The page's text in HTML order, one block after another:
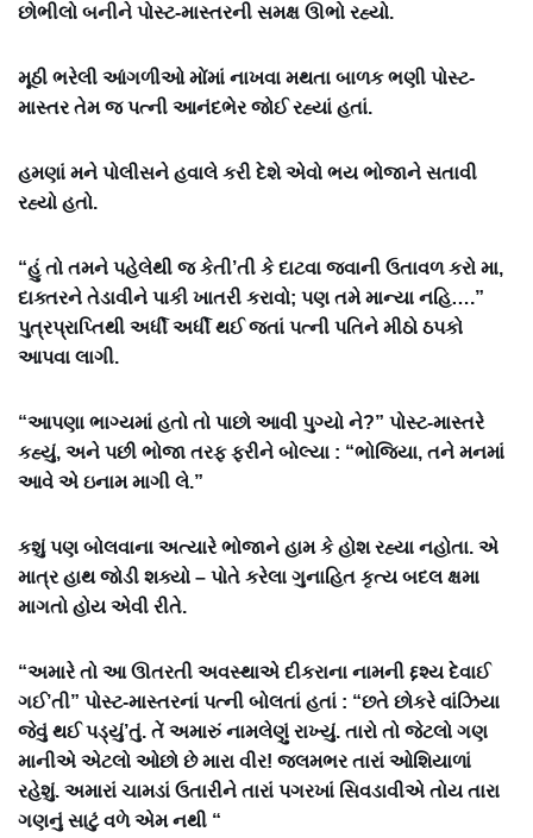
છોભીલો બનીને પોસ્ટ-માસ્તરની સમક્ષ ઊભો રહ્યો.
મૂઠી ભરેલી આંગળીઓ મોંમાં નાખવા મથતા બાળક ભણી પોસ્ટ-
માસ્તર તેમ જ પત્ની આનંદભેર જોઈ રહ્યાં હતાં.
હમણાં મને પોલીસને હવાલે કરી દેશે એવો ભય ભોજાને સતાવી
રહ્યો હતો.
“હું તો તમને પહેલેથી જ કેતી’તી કે દાટવા જવાની ઉતાવળ કરો મા,
દાક્તરને તેડાવીને પાકી ખાતરી કરાવો; પણ તમે માન્યા નહિ….”
પુત્રપ્રાપ્તિથી અર્ધી અર્ધી થઈ જતાં પત્ની પતિને મીઠો ઠપકો
આપવા લાગી.
“આપણા ભાગ્યમાં હતો તો પાછો આવી પુગ્યો ને?” પોસ્ટ-માસ્તરે
કહ્યું, અને પછી ભોજા તરફ ફરીને બોલ્યા : “ભોજિયા, તને મનમાં
આવે એ ઇનામ માગી લે.”
કશું પણ બોલવાના અત્યારે ભોજાને હામ કે હોશ રહ્યા નહોતા. એ
માત્ર હાથ જોડી શક્યો – પોતે કરેલા ગુનાહિત કૃત્ય બદલ ક્ષમા
માગતો હોય એવી રીતે.
“અમારે તો આ ઊતરતી અવસ્થાએ દીકરાના નામની દ્દશ્ય દેવાઈ
ગઈ’તી” પોસ્ટ-માસ્તરનાં પત્ની બોલતાં હતાં : “છતે છોકરે વાંઝિયા
જેવું થઈ પડ્યું’તું. તેં અમારું નામલેણું રાખ્યું. તારો તો જેટલો ગણ
માનીએ એટલો ઓછો છે મારા વીર! જલમભર તારાં ઓશિયાળાં
રહેશું. અમારાં ચામડાં ઉતારીને તારાં પગરખાં સિવડાવીએ તોય તારા
ગણનું સાટું વળે એમ નથી “